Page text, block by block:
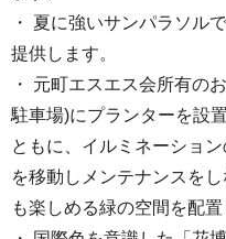
・ 夏に強いサンパラソル
提供します。
・ 元町エスエス会所有の
駐車場)にプランターを設
ともに、イルミネーショ
を移動しメンテナンスを
も楽しめる緑の空間を配置